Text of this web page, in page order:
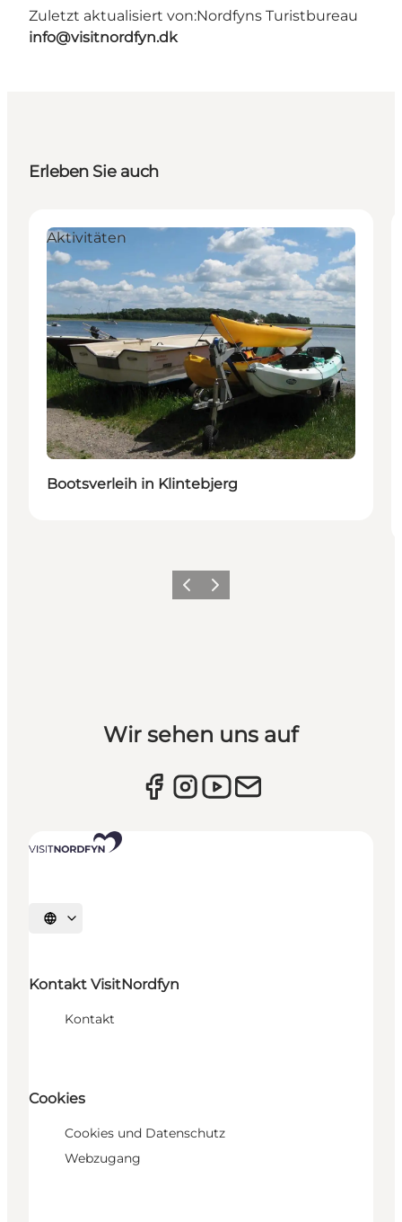
Zuletzt aktualisiert von:Nordfyns Turistbureau
info@visitnordfyn.dk
Erleben Sie auch
Aktivitäten
Bootsverleih in Klintebjerg
Vorherige Folie
Nächste Folie
Wir sehen uns auf
Sprache auswählen
Kontakt VisitNordfyn
Kontakt
Cookies
Cookies und Datenschutz
Webzugang